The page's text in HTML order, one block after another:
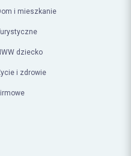
NWW dziecko
Firmowe